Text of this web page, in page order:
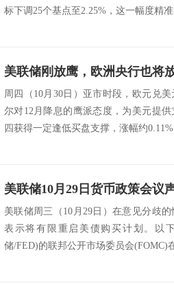
标下调25个基点至2.25%，这一幅度精
美联储刚放鹰，欧洲央行也将
周四（10月30日）亚市时段，欧元兑
尔对12月降息的鹰派态度，为美元提
四获得一定逢低买盘支撑，涨幅约
美联储周三（10月29日）在意见分歧
表示将有限重启美债购买计划。以
储/FED)的联邦公开市场委员会(FOMC)